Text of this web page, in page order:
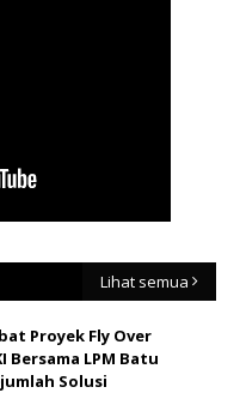
Lihat semua
Proyek Fly Over
Bersama LPM Batu
Solusi